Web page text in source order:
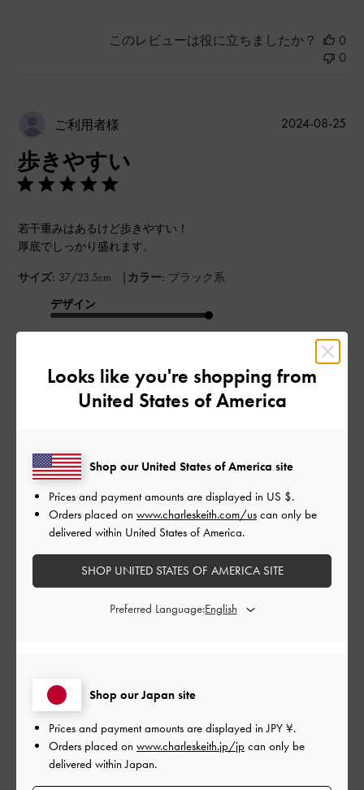
このレビューは役に立ちましたか？
0
0
ご利用者様
歩きやすい
若干重みはあるけど歩きやすい！
厚底でしっかり盛れます。
サイズ: 37/23.5cm | カラー: ブラック系
デザイン
品質
とてもよかった
もっと見る
公
2024-08-25
このレビューは役に立ちましたか？
ご利用者様
めちゃくちゃいい
高さもデザインもシンプルなのに可愛くてとてもおすすめで
37/23.5cm |
ホワイト系
デザイン
2024-08-19
Looks like you're shopping from
United States of America
Shop our Japan site
Prices and payment amounts are displayed inJPY ¥.
Orders placed on www.charleskeith.jp/jp can only be
delivered within Japan.
Shop our United States of America site
Prices and payment amounts are displayed in US $.
Orders placed on www.charleskeith.com/us can only be
delivered within United States of America.
SHOP UNITED STATES OF AMERICA SITE
Preferred Language: